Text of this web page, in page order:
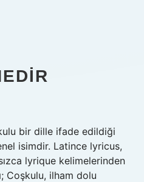
bir dille ifade edildiği
isimdir. Latince lyricus,
lyrique kelimelerinden
Coşkulu, ilham dolu